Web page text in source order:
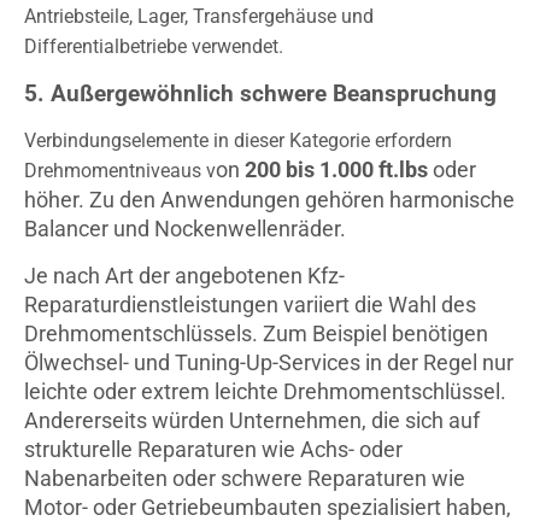
Antriebsteile, Lager, Transfergehäuse und
Differentialbetriebe verwendet.
5. Außergewöhnlich schwere Beanspruchung
Verbindungselemente in dieser Kategorie erfordern
Drehmomentniveaus von 200 bis 1.000 ft.lbsoder
höher. Zu den Anwendungen gehören harmonische
Balancer und Nockenwellenräder.
Je nach Art der angebotenen Kfz-
Reparaturdienstleistungen variiert die Wahl des
Drehmomentschlüssels. Zum Beispiel benötigen
Ölwechsel- und Tuning-Up-Services in der Regel nur
leichte oder extrem leichte Drehmomentschlüssel.
Andererseits würden Unternehmen, die sich auf
strukturelle Reparaturen wie Achs- oder
Nabenarbeiten oder schwere Reparaturen wie
Motor- oder Getriebeumbauten spezialisiert haben,